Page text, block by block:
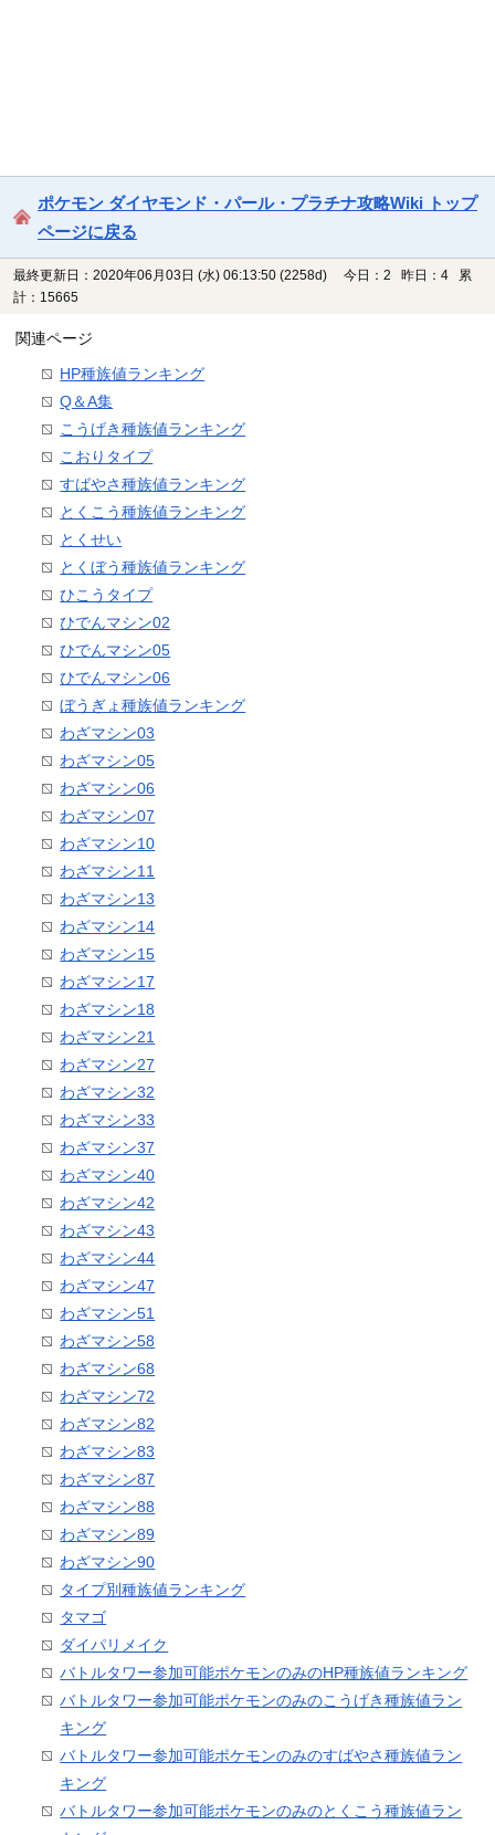
ポケモン ダイヤモンド・パール・プラチナ攻略Wiki トップ
ページに戻る
最終更新日：2020年06月03日 (水) 06:13:50 (2258d)
今日：2 昨日：4 累
計：15665
関連ページ
HP種族値ランキング
Q＆A集
こうげき種族値ランキング
こおりタイプ
すばやさ種族値ランキング
とくこう種族値ランキング
とくせい
とくぼう種族値ランキング
ひこうタイプ
ひでんマシン02
ひでんマシン05
ひでんマシン06
ぼうぎょ種族値ランキング
わざマシン03
わざマシン05
わざマシン06
わざマシン07
わざマシン10
わざマシン11
わざマシン13
わざマシン14
わざマシン15
わざマシン17
わざマシン18
わざマシン21
わざマシン27
わざマシン32
わざマシン33
わざマシン37
わざマシン40
わざマシン42
わざマシン43
わざマシン44
わざマシン47
わざマシン51
わざマシン58
わざマシン68
わざマシン72
わざマシン82
わざマシン83
わざマシン87
わざマシン88
わざマシン89
わざマシン90
タイプ別種族値ランキング
タマゴ
ダイパリメイク
バトルタワー参加可能ポケモンのみのHP種族値ランキング
バトルタワー参加可能ポケモンのみのこうげき種族値ラン
キング
バトルタワー参加可能ポケモンのみのすばやさ種族値ラン
キング
バトルタワー参加可能ポケモンのみのとくこう種族値ラン